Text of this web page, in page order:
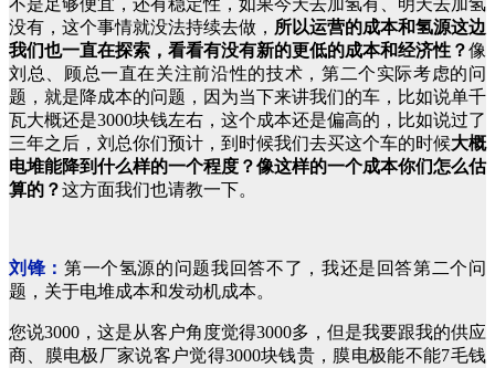
不是足够便宜，还有稳定性，如果今天去加氢有、明天去加氢
没有，这个事情就没法持续去做， 所以运营的成本和氢源这边
我们也一直在探索，看看有没有新的更低的成本和经济性？像
刘总、顾总一直在关注前沿性的技术，第二个实际考虑的问
题，就是降成本的问题，因为当下来讲我们的车，比如说单千
瓦大概还是3000块钱左右，这个成本还是偏高的，比如说过了
三年之后，刘总你们预计，到时候我们去买这个车的时候大概
电堆能降到什么样的一个程度？像这样的一个成本你们怎么估
算的？这方面我们也请教一下。
刘锋： 第一个氢源的问题我回答不了，我还是回答第二个问
题，关于电堆成本和发动机成本。
您说3000，这是从客户角度觉得3000多，但是我要跟我的供应
商、膜电极厂家说客户觉得3000块钱贵，膜电极能不能7毛钱